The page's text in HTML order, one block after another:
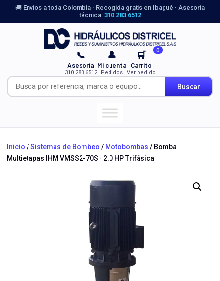
🚚 Envíos a toda Colombia · Recogida gratis en Ibagué · Asesoría
técnica: 310 283 6512
Buscar
📞
Asesoría
310 283 6512
👤
Mi cuenta
Pedidos
🛒 0
Carrito
Ver pedido
Inicio /Sistemas de Bombeo / Motobombas / Bomba
Multietapas IHM VMSS2-70S · 2.0 HP Trifásica